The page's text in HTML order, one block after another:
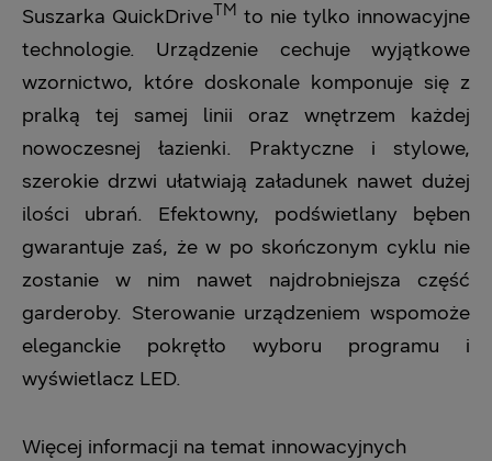
Suszarka QuickDriveTM to nie tylko innowacyjne
technologie. Urządzenie cechuje wyjątkowe
wzornictwo, które doskonale komponuje się z
pralką tej samej linii oraz wnętrzem każdej
nowoczesnej łazienki. Praktyczne i stylowe,
szerokie drzwi ułatwiają załadunek nawet dużej
ilości ubrań. Efektowny, podświetlany bęben
gwarantuje zaś, że w po skończonym cyklu nie
zostanie w nim nawet najdrobniejsza część
garderoby. Sterowanie urządzeniem wspomoże
eleganckie pokrętło wyboru programu i
wyświetlacz LED.
Więcej informacji na temat innowacyjnych